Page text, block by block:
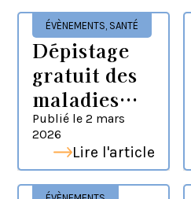
Morhange
ÉVÈNEMENTS SANTÉ
Dépistage
gratuit des
maladies
rénales
Publié le 2 mars
2026
Lire l'article